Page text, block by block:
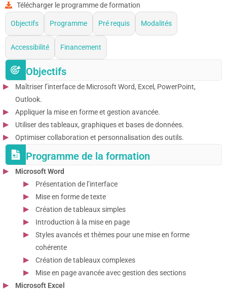
Télécharger le programme de formation
Objectifs Programme Pré requis Modalités
Accessibilité Financement
Objectifs
Maîtriser l’interface de Microsoft Word, Excel, PowerPoint,
Outlook.
Appliquer la mise en forme et gestion avancée.
Utiliser des tableaux, graphiques et bases de données.
Optimiser collaboration et personnalisation des outils.
Programme de la formation
Microsoft Word
Présentation de l’interface
Mise en forme de texte
Création de tableaux simples
Introduction à la mise en page
Styles avancés et thèmes pour une mise en forme
cohérente
Création de tableaux complexes
Mise en page avancée avec gestion des sections
Microsoft Excel